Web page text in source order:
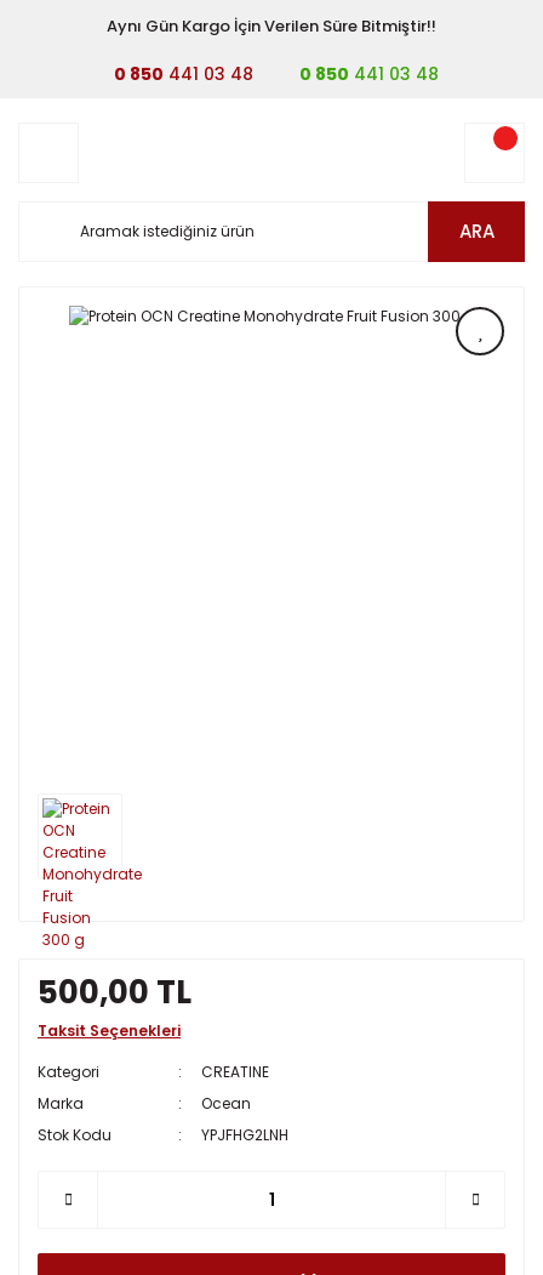
Aynı Gün Kargo İçin Verilen Süre Bitmiştir!!
0 850 441 03 48 0 850 441 03 48
ARA
500,00 TL
Taksit Seçenekleri
Kategori
CREATINE
Marka
Ocean
Stok Kodu
YPJFHG2LNH